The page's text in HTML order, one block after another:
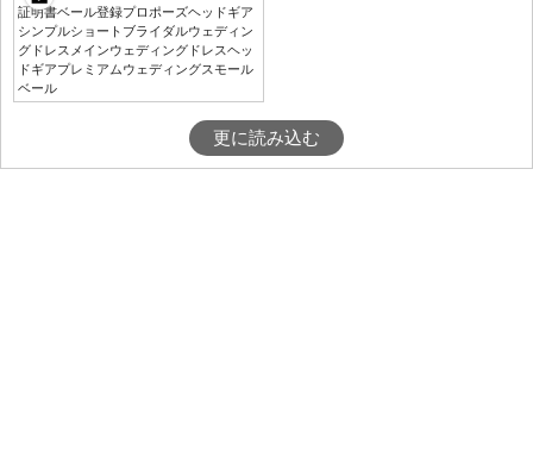
証明書ベール登録プロポーズヘッドギア
シンプルショートブライダルウェディン
グドレスメインウェディングドレスヘッ
ドギアプレミアムウェディングスモール
ベール
更に読み込む